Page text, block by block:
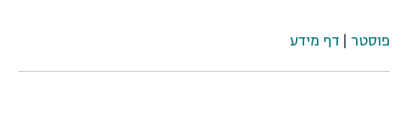
פוסטר | דף מידע